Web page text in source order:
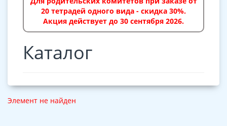
20 тетрадей одного вида - скидка 30%.
Акция действует до 30 сентября 2026.
Каталог
Элемент не найден